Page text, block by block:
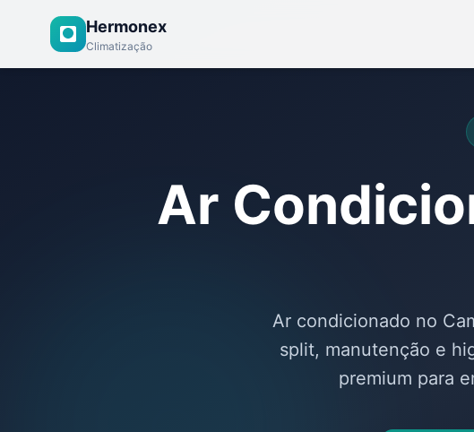
Hermonex
Climatização
Ar
Ar condicionado no
split, manutenção e
premium para